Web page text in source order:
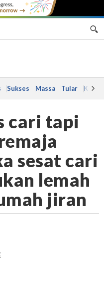
Sukses Massa Tular Kes
cari tapi
sesat cari
lemah
jiran